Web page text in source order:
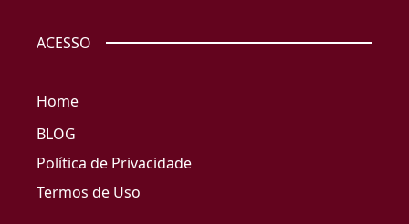
ACESSO
Home
BLOG
Política de Privacidade
Termos de Uso